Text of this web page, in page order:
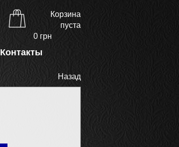
Корзина
пуста
0 грн
Контакты
Назад